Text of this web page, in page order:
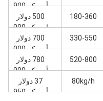
أمريكي900
180-360
500 دولار
امريكي000
330-550
700 دولار
أمريكي000
520-800
780 دولار
أمريكي000
80kg/h
37 دولار
أمريكي950